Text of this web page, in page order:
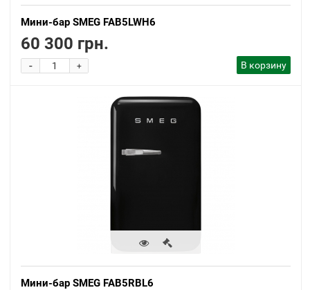
Мини-бар SMEG FAB5LWH6
60 300 грн.
+
- В корзину
Мини-бар SMEG FAB5RBL6